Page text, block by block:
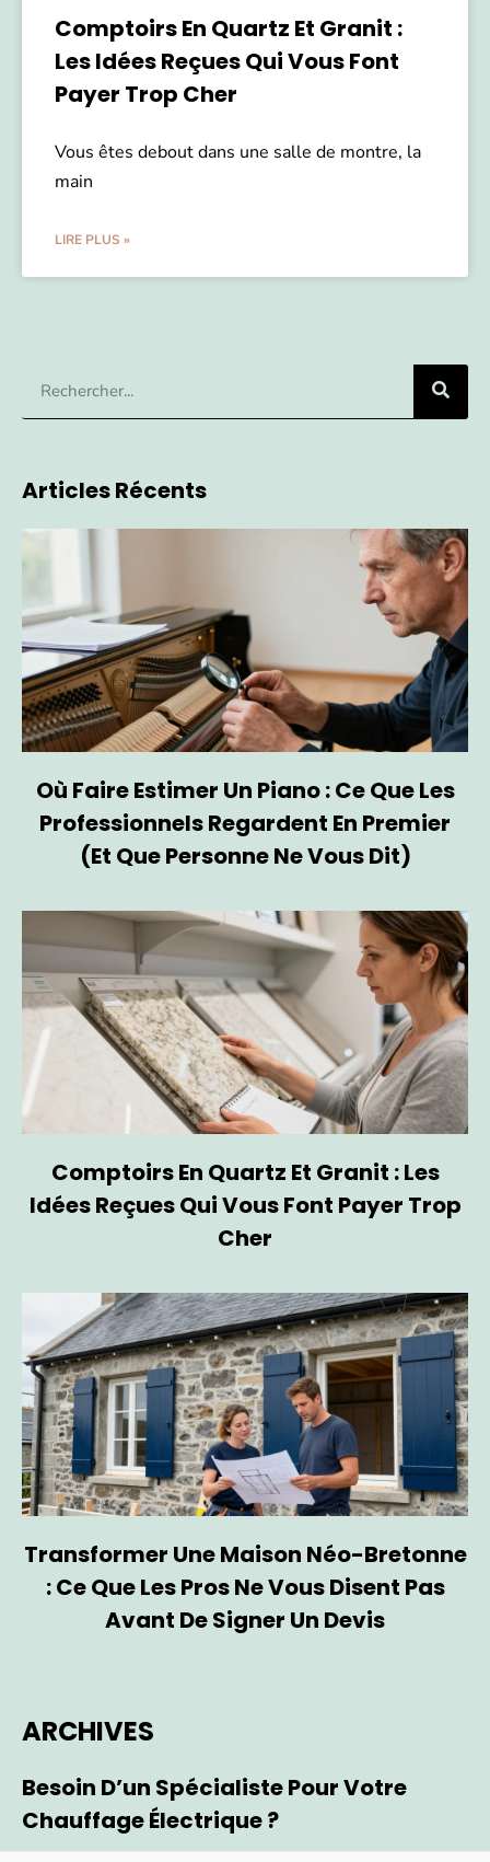
Comptoirs En Quartz Et Granit :
Les Idées Reçues Qui Vous Font
Payer Trop Cher
Vous êtes debout dans une salle de montre, la
main
LIRE PLUS »
Articles Récents
Où Faire Estimer Un Piano : Ce Que Les
Professionnels Regardent En Premier
(et Que Personne Ne Vous Dit)
Comptoirs En Quartz Et Granit : Les
Idées Reçues Qui Vous Font Payer Trop
Cher
Transformer Une Maison Néo-Bretonne
: Ce Que Les Pros Ne Vous Disent Pas
Avant De Signer Un Devis
ARCHIVES
Besoin D’un Spécialiste Pour Votre
Chauffage Électrique ?